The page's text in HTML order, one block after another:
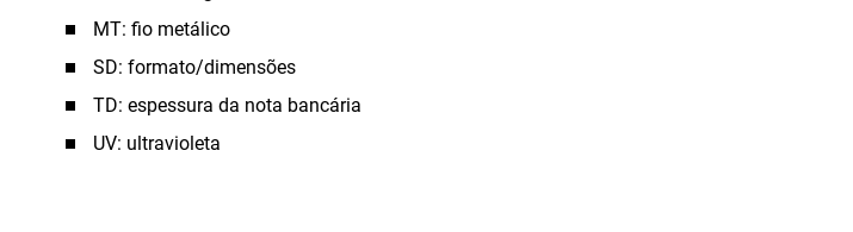
MT: fio metálico
SD: formato/dimensões
TD: espessura da nota bancária
UV: ultravioleta